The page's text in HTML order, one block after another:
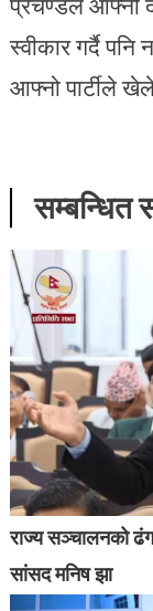
स्वीकार गर्दै पनि
आफ्नो पार्टीले
सम्बन्धित
राज्य सञ्चालनको ढंग
सांसद मनिष झा